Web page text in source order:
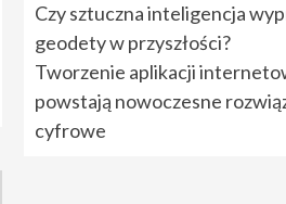
3
Cięcie
frezowanie
Czy sztuczna inteligencja
geodety w przyszłości?
Tworzenie aplikacji
powstają nowoczesne
cyfrowe